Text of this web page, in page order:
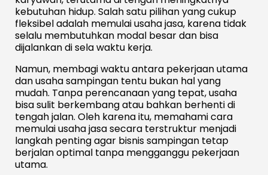
kebutuhan hidup. Salah satu pilihan yang cukup
fleksibel adalah memulai usaha jasa, karena tidak
selalu membutuhkan modal besar dan bisa
dijalankan di sela waktu kerja.
Namun, membagi waktu antara pekerjaan utama
dan usaha sampingan tentu bukan hal yang
mudah. Tanpa perencanaan yang tepat, usaha
bisa sulit berkembang atau bahkan berhenti di
tengah jalan. Oleh karena itu, memahami cara
memulai usaha jasa secara terstruktur menjadi
langkah penting agar bisnis sampingan tetap
berjalan optimal tanpa mengganggu pekerjaan
utama.